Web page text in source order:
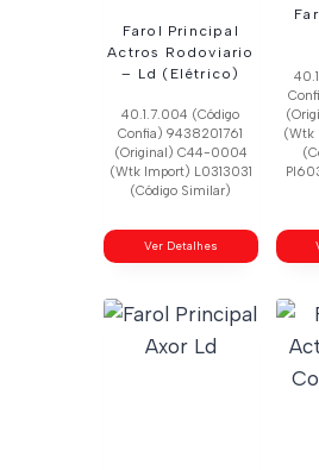
Farol Principal
Actros Rodoviario
– Ld (Elétrico)
40.1.7.004 (Código
Confia) 9438201761
(Original) C44-0004
(Wtk Import) L0313031
(Código Similar)
Ver Detalhes
(Wtk